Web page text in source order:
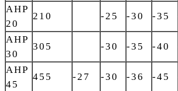
AHP
20
210 -25 -30 -35
AHP
30
305 -30 -35 -40
AHP
45
455 -27 -30 -36 -45